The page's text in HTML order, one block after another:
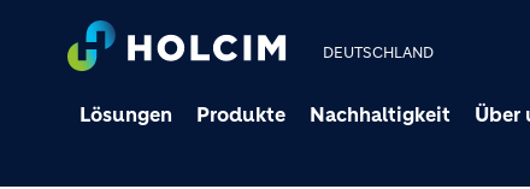
DEUTSCHLAND
Lösungen Produkte Nachhaltigkeit Über